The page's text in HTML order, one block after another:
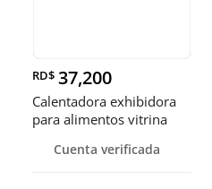
RD$ 37,200
Calentadora exhibidora
para alimentos vitrina
Cuenta verificada